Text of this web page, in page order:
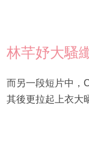
林芊妤大騷
而另一段短片中，
其後更拉起上衣大